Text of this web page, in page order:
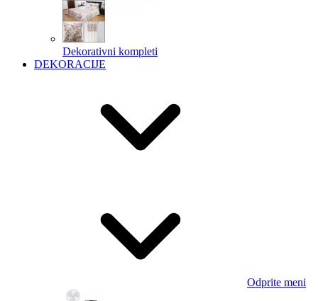
Dekorativni kompleti
DEKORACIJE
Odprite meni